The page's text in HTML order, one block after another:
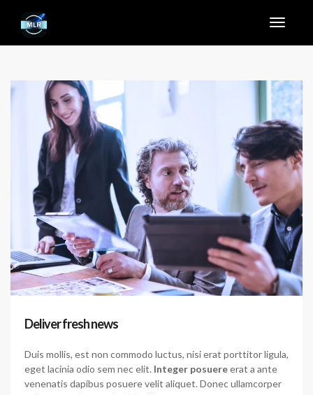
Deliver fresh news
Duis mollis, est non commodo luctus, nisi erat porttitor ligula,
eget lacinia odio sem nec elit. Integer posuereerat a ante
venenatis dapibus posuere velit aliquet. Donec ullamcorper